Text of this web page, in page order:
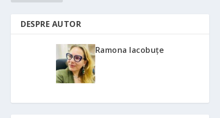
DESPRE AUTOR
Ramona Iacobuțe